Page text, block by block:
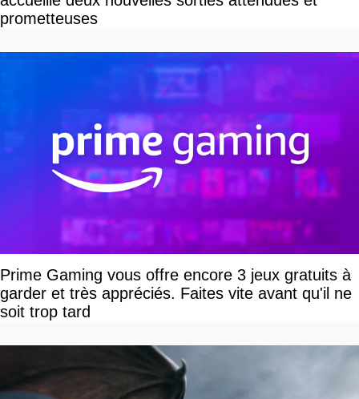
prometteuses
Prime Gaming vous offre encore 3 jeux gratuits à
garder et très appréciés. Faites vite avant qu'il ne
soit trop tard